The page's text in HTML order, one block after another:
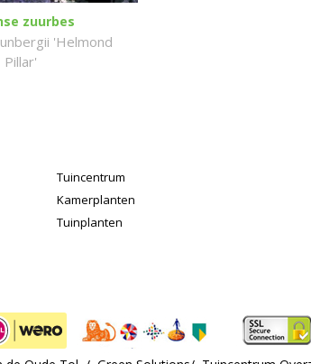
zuurbes
'Helmond
Pillar'
Tuincentrum
Kamerplanten
Tuinplanten